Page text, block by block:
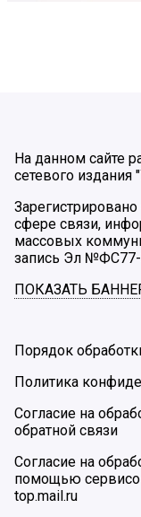
На данном сайте
сетевого издания
сфере связи,
массовых
запись Эл №ФС77-
ПОКАЗАТЬ
Порядок
Политика
Согласие на
обратной связи
Согласие на
помощью
top.mail.ru